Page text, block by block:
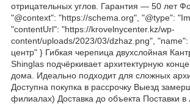
отрицательных углов. Гарантия — 50 лет
"@context": "https://schema.org", "@type":
"contentUrl": "https://krovelnycenter.kz/wp-
content/uploads/2023/03/dzhaz.png",
центр" } Гибкая черепица двухслойная
Shinglas подчёркивает архитектурную
дома. Идеально подходит для сложных
Доступна покупка в рассрочку Выезд
филиалах) Доставка до объекта Поставки